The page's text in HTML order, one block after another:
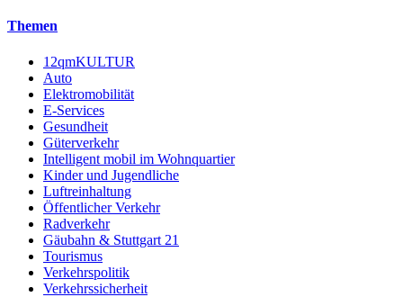
Themen
12qmKULTUR
Auto
Elektromobilität
E-Services
Gesundheit
Güterverkehr
Intelligent mobil im Wohnquartier
Kinder und Jugendliche
Luftreinhaltung
Öffentlicher Verkehr
Radverkehr
Gäubahn & Stuttgart 21
Tourismus
Verkehrspolitik
Verkehrssicherheit